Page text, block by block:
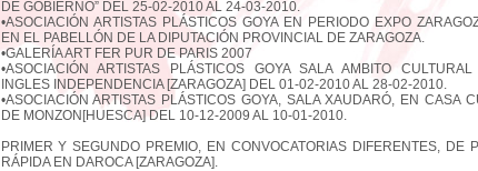
DE GOBIERNO” DEL 25-02-2010 AL 24-03-2010.
•ASOCIACIÓN ARTISTAS PLÁSTICOS GOYA EN PERIODO EXPO
EN EL PABELLÓN DE LA DIPUTACIÓN PROVINCIAL DE ZARAGOZA.
•GALERÍA ART FER PUR DE PARIS 2007
•ASOCIACIÓN ARTISTAS PLÁSTICOS GOYA SALA AMBITO
INGLES INDEPENDENCIA [ZARAGOZA] DEL 01-02-2010 AL 28-02-2010.
•ASOCIACIÓN ARTISTAS PLÁSTICOS GOYA, SALA XAUDARÓ, EN CASA
DE MONZON[HUESCA] DEL 10-12-2009 AL 10-01-2010.
PRIMER Y SEGUNDO PREMIO, EN CONVOCATORIAS DIFERENTES, DE
RÁPIDA EN DAROCA [ZARAGOZA].